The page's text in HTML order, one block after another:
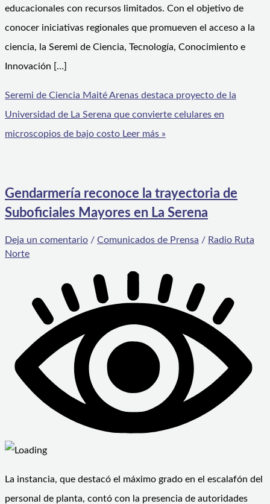
educacionales con recursos limitados. Con el objetivo de
conocer iniciativas regionales que promueven el acceso a la
ciencia, la Seremi de Ciencia, Tecnología, Conocimiento e
Innovación […]
Seremi de Ciencia Maité Arenas destaca proyecto de la
Universidad de La Serena que convierte celulares en
microscopios de bajo costo Leer más »
Gendarmería reconoce la trayectoria de
Suboficiales Mayores en La Serena
Deja un comentario / Comunicados de Prensa / Radio Ruta
Norte
La instancia, que destacó el máximo grado en el escalafón del
personal de planta, contó con la presencia de autoridades